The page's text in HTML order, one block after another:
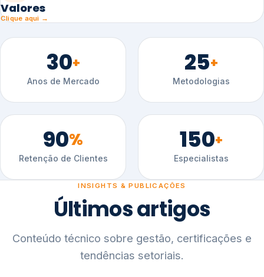
Valores
Clique aqui →
30+
Anos de Mercado
25+
Metodologias
90%
Retenção de Clientes
150+
Especialistas
INSIGHTS & PUBLICAÇÕES
Últimos artigos
Conteúdo técnico sobre gestão, certificações e
tendências setoriais.